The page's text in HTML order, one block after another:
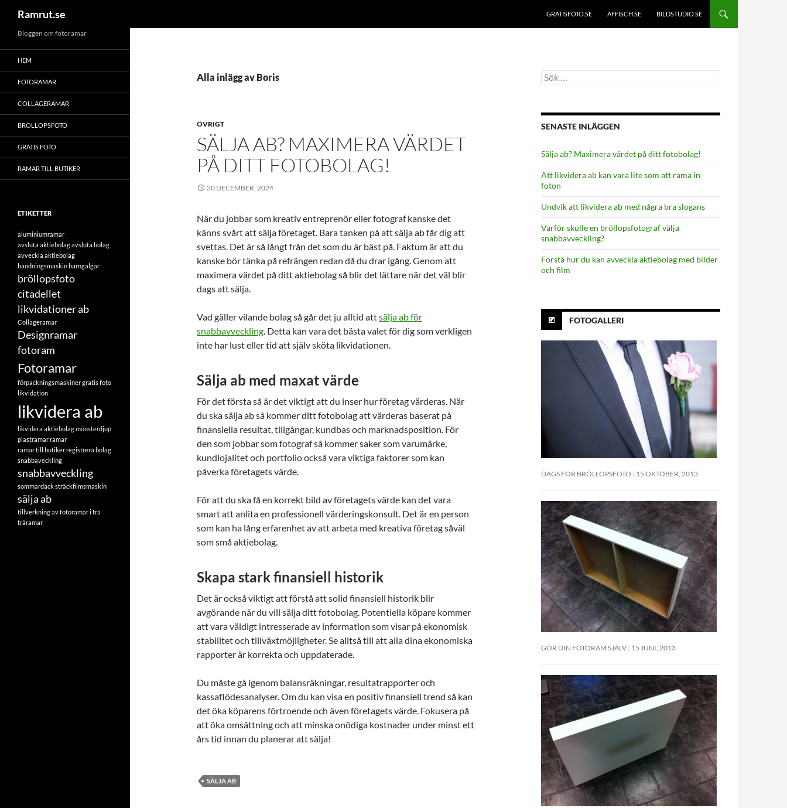
Hoppa
till
innehåll
Ramrut.se GRATISFOTO.SE AFFISCH.SE BILDSTUDIO.SE
Alla inlägg av Boris
ÖVRIGT
SÄLJA AB? MAXIMERA VÄRDET
PÅ DITT FOTOBOLAG!
30 DECEMBER, 2024
När du jobbar som kreativ entreprenör eller fotograf kanske det
känns svårt att sälja företaget. Bara tanken på att sälja ab får dig att
svettas. Det är så långt från det som du är bäst på. Faktum är att du
kanske bör tänka på refrängen redan då du drar igång. Genom att
maximera värdet på ditt aktiebolag så blir det lättare när det väl blir
dags att sälja.
Vad gäller vilande bolag så går det ju alltid attsälja ab för
snabbavveckling. Detta kan vara det bästa valet för dig som verkligen
inte har lust eller tid att själv sköta likvidationen.
Sälja ab med maxat värde
För det första så är det viktigt att du inser hur företag värderas. När
du ska sälja ab så kommer ditt fotobolag att värderas baserat på
finansiella resultat, tillgångar, kundbas och marknadsposition. För
den som jobbar som fotograf så kommer saker som varumärke,
kundlojalitet och portfolio också vara viktiga faktorer som kan
påverka företagets värde.
För att du ska få en korrekt bild av företagets värde kan det vara
smart att anlita en professionell värderingskonsult. Det är en person
som kan ha lång erfarenhet av att arbeta med kreativa företag såväl
som små aktiebolag.
Skapa stark finansiell historik
Det är också viktigt att förstå att solid finansiell historik blir
avgörande när du vill sälja ditt fotobolag. Potentiella köpare kommer
att vara väldigt intresserade av information som visar på ekonomisk
stabilitet och tillväxtmöjligheter. Se alltså till att alla dina ekonomiska
rapporter är korrekta och uppdaterade.
Du måste gå igenom balansräkningar, resultatrapporter och
kassaflödesanalyser. Om du kan visa en positiv finansiell trend så kan
det öka köparens förtroende och även företagets värde. Fokusera på
att öka omsättning och att minska onödiga kostnader under minst ett
års tid innan du planerar att sälja!
SÄLJA AB
Sök
efter:
SENASTE INLÄGGEN
Sälja ab? Maximera värdet på ditt fotobolag!
Att likvidera ab kan vara lite som att rama in
foton
Undvik att likvidera ab med några bra slogans
Varför skulle en bröllopsfotograf välja
snabbavveckling?
Förstå hur du kan avveckla aktiebolag med bilder
och film
FOTOGALLERI
DAGS FÖR BRÖLLOPSFOTO 15 OKTOBER, 2013
GÖR DIN FOTORAM SJÄLV 15 JUNI, 2013
Bloggen om fotoramar
HEM
FOTORAMAR
COLLAGERAMAR
BRÖLLOPSFOTO
GRATIS FOTO
RAMAR TILL BUTIKER
ETIKETTER
aluminiumramar
avsluta aktiebolagavsluta bolag
avveckla aktiebolag
bandningsmaskinbarngalgar
bröllopsfoto
citadellet
likvidationer ab
Collageramar
Designramar
fotoram
Fotoramar
förpackningsmaskinergratis foto
likvidation
likvidera ab
likvidera aktiebolagmönsterdjup
plastramarramar
ramar till butikerregistrera bolag
snabbaveckling
snabbavveckling
sommardäcksträckfilmsmaskin
sälja ab
tillverkning av fotoramar i trä
träramar